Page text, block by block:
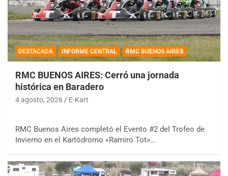
DESTACADA INFORME CENTRAL RMC BUENOS AIRES
RMC BUENOS AIRES: Cerró una jornada
histórica en Baradero
4 agosto, 2026 E-Kart
RMC Buenos Aires completó el Evento #2 del Trofeo de
Invierno en el Kartódromo «Ramiro Tot»…